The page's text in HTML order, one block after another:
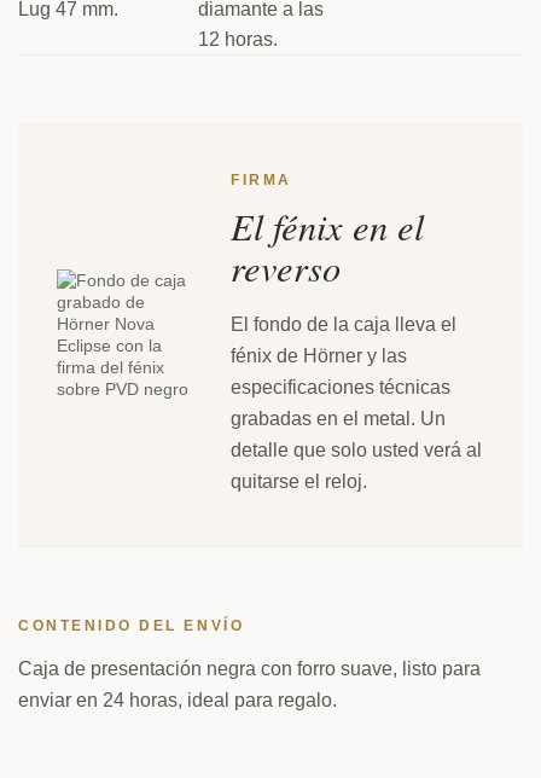
Lug 47 mm.
diamante a las
12 horas.
FIRMA
El fénix en el
reverso
El fondo de la caja lleva el
fénix de Hörner y las
especificaciones técnicas
grabadas en el metal. Un
detalle que solo usted verá al
quitarse el reloj.
CONTENIDO DEL ENVÍO
Caja de presentación negra con forro suave, listo para
enviar en 24 horas, ideal para regalo.